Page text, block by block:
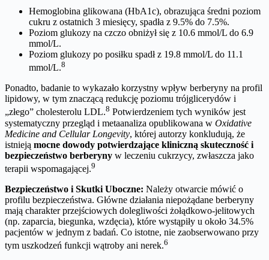
Hemoglobina glikowana (HbA1c), obrazująca średni poziom
cukru z ostatnich 3 miesięcy, spadła z 9.5% do 7.5%.
Poziom glukozy na czczo obniżył się z 10.6 mmol/L do 6.9
mmol/L.
Poziom glukozy po posiłku spadł z 19.8 mmol/L do 11.1
mmol/L.8
Ponadto, badanie to wykazało korzystny wpływ berberyny na profil
lipidowy, w tym znaczącą redukcję poziomu trójglicerydów i
„złego” cholesterolu LDL.8 Potwierdzeniem tych wyników jest
systematyczny przegląd i metaanaliza opublikowana w Oxidative
Medicine and Cellular Longevity, której autorzy konkludują, że
istnieją mocne dowody potwierdzające kliniczną skuteczność i
bezpieczeństwo berberyny w leczeniu cukrzycy, zwłaszcza jako
terapii wspomagającej.9
Bezpieczeństwo i Skutki Uboczne: Należy otwarcie mówić o
profilu bezpieczeństwa. Główne działania niepożądane berberyny
mają charakter przejściowych dolegliwości żołądkowo-jelitowych
(np. zaparcia, biegunka, wzdęcia), które wystąpiły u około 34.5%
pacjentów w jednym z badań. Co istotne, nie zaobserwowano przy
tym uszkodzeń funkcji wątroby ani nerek.6